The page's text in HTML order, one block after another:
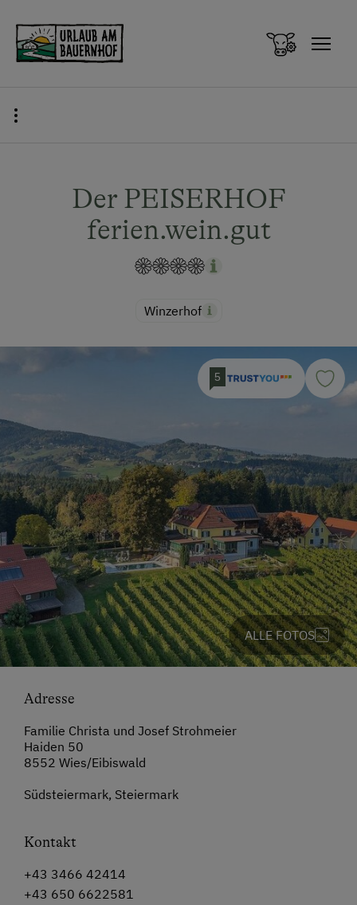
Der PEISERHOF
ferien.wein.gut
Winzerhof
5
ALLE FOTOS
Adresse
Familie Christa und Josef Strohmeier
Haiden 50
8552 Wies/Eibiswald
Südsteiermark, Steiermark
Kontakt
+43 3466 42414
+43 650 6622581